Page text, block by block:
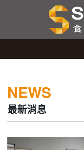
NEWS
最新消息